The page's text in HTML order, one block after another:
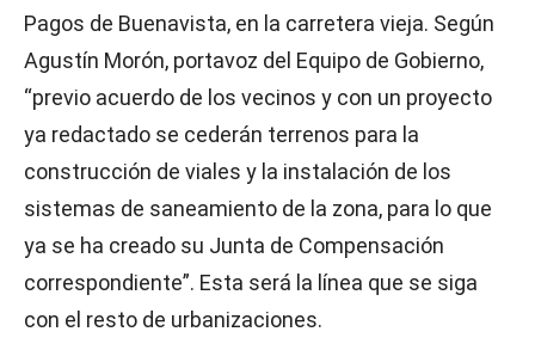
Pagos de Buenavista, en la carretera vieja. Según
Agustín Morón, portavoz del Equipo de Gobierno,
“previo acuerdo de los vecinos y con un proyecto
ya redactado se cederán terrenos para la
construcción de viales y la instalación de los
sistemas de saneamiento de la zona, para lo que
ya se ha creado su Junta de Compensación
correspondiente”. Esta será la línea que se siga
con el resto de urbanizaciones.